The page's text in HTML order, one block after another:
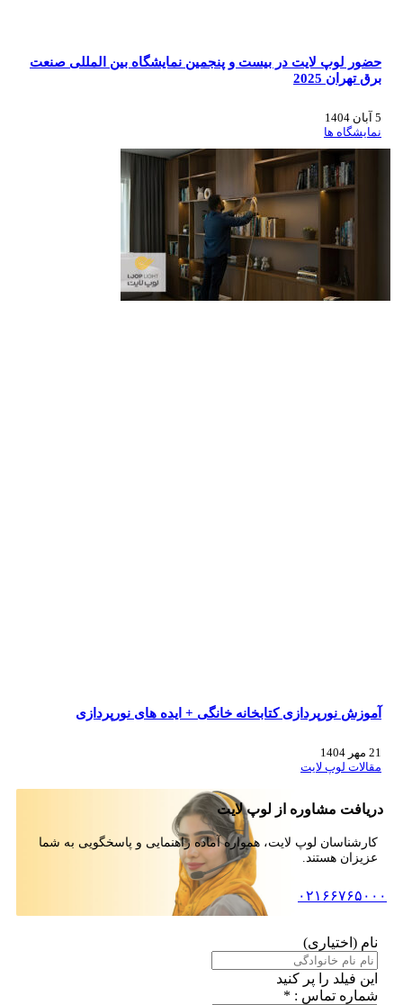
حضور لوپ لایت در بیست و پنجمین نمایشگاه بین المللی صنعت
برق تهران 2025
5 آبان 1404
نمایشگاه ها
آموزش نورپردازی کتابخانه خانگی + ایده های نورپردازی
21 مهر 1404
مقالات لوپ لایت
دریافت مشاوره از لوپ لایت
کارشناسان لوپ لایت، همواره آماده راهنمایی و پاسخگویی به شما
عزیزان هستند.
۰۲۱۶۶۷۶۵۰۰۰
نام (اختیاری)
این فیلد را پر کنید
شماره تماس : *